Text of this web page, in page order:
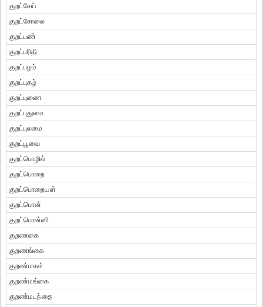
குறட்சேய்
குறட்சோலை
குறட்பண்
குறட்பரிதி
குறட்பழம்
குறட்புகழ்
குறட்புணை
குறட்புதுமை
குறட்புலமை
குறட்பூவை
குறட்பொழில்
குறட்பொறை
குறட்பொறையள்
குறட்பொன்
குறட்பொன்னி
குறணகை
குறணங்கை
குறண்மகள்
குறண்மங்கை
குறண்மடந்தை